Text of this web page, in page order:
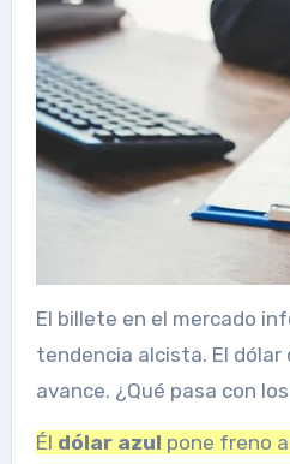
El billete en el mercado
tendencia alcista. El dólar
avance. ¿Qué pasa con
Él dólar azul pone freno